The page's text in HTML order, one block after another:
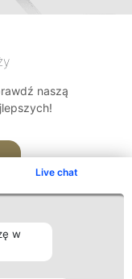
Live chat
w
naszą